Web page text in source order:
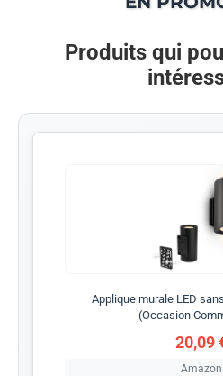
Produits qui
Applique murale LED
(Occasion
20,09
Amazon